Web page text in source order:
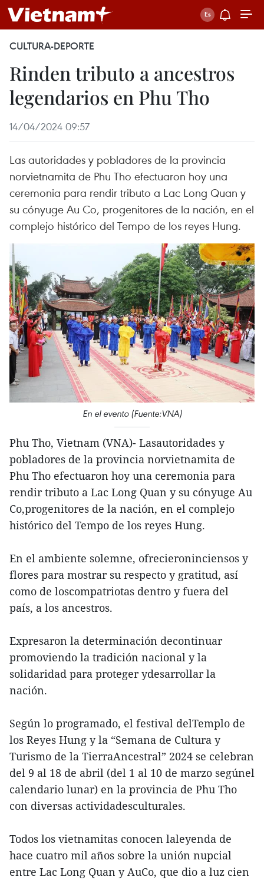
CULTURA-DEPORTE
Rinden tributo a ancestros
legendarios en Phu Tho
14/04/2024 09:57
Las autoridades y pobladores de la provincia
norvietnamita de Phu Tho efectuaron hoy una
ceremonia para rendir tributo a Lac Long Quan y
su cónyuge Au Co, progenitores de la nación, en el
complejo histórico del Tempo de los reyes Hung.
En el evento (Fuente:VNA)
Phu Tho, Vietnam (VNA)- Lasautoridades y
pobladores de la provincia norvietnamita de
Phu Tho efectuaron hoy una ceremonia para
rendir tributo a Lac Long Quan y su cónyuge Au
Co,progenitores de la nación, en el complejo
histórico del Tempo de los reyes Hung.
En el ambiente solemne, ofrecieroninciensos y
flores para mostrar su respecto y gratitud, así
como de loscompatriotas dentro y fuera del
país, a los ancestros.
Expresaron la determinación decontinuar
promoviendo la tradición nacional y la
solidaridad para proteger ydesarrollar la
nación.
Según lo programado, el festival delTemplo de
los Reyes Hung y la “Semana de Cultura y
Turismo de la TierraAncestral” 2024 se celebran
del 9 al 18 de abril (del 1 al 10 de marzo segúnel
calendario lunar) en la provincia de Phu Tho
con diversas actividadesculturales.
Todos los vietnamitas conocen laleyenda de
hace cuatro mil años sobre la unión nupcial
entre Lac Long Quan y AuCo, que dio a luz cien